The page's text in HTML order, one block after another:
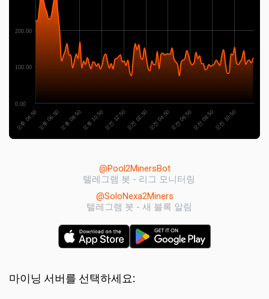
오후 04:50오후 06:50오후 08:50오후 10:50오전 12:50오전 02:50오전 04:50오전 06:50오전 08:50오전 10:50
0.00
100.00
200.00
@Pool2MinersBot
텔레그램 봇 - 리그 모니터링
@SoloNexa2Miners
텔레그램 봇 - 새 블록 알림
마이닝 서버를 선택하세요: